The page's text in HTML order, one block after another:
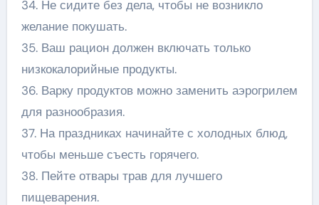
34. Не сидите без дела, чтобы не возникло
желание покушать.
35. Ваш рацион должен включать только
низкокалорийные продукты.
36. Варку продуктов можно заменить аэрогрилем
для разнообразия.
37. На праздниках начинайте с холодных блюд,
чтобы меньше съесть горячего.
38. Пейте отвары трав для лучшего
пищеварения.